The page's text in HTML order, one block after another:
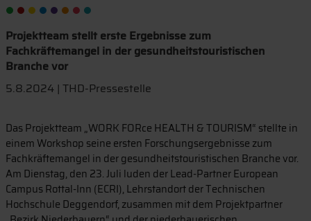
Projektteam stellt erste Ergebnisse zum
Fachkräftemangel in der gesundheitstouristischen
Branche vor
5.8.2024 | THD-Pressestelle
Das Projektteam „WORK FORce HEALTH & TOURISM“ stellte in
einem Workshop seine ersten Forschungsergebnisse zum
Fachkräftemangel in der gesundheitstouristischen Branche vor.
Am Dienstag, den 23. Juli luden der Lead-Partner European
Campus Rottal-Inn (ECRI), Lehrstandort der Technischen
Hochschule Deggendorf, zusammen mit dem Projektpartner